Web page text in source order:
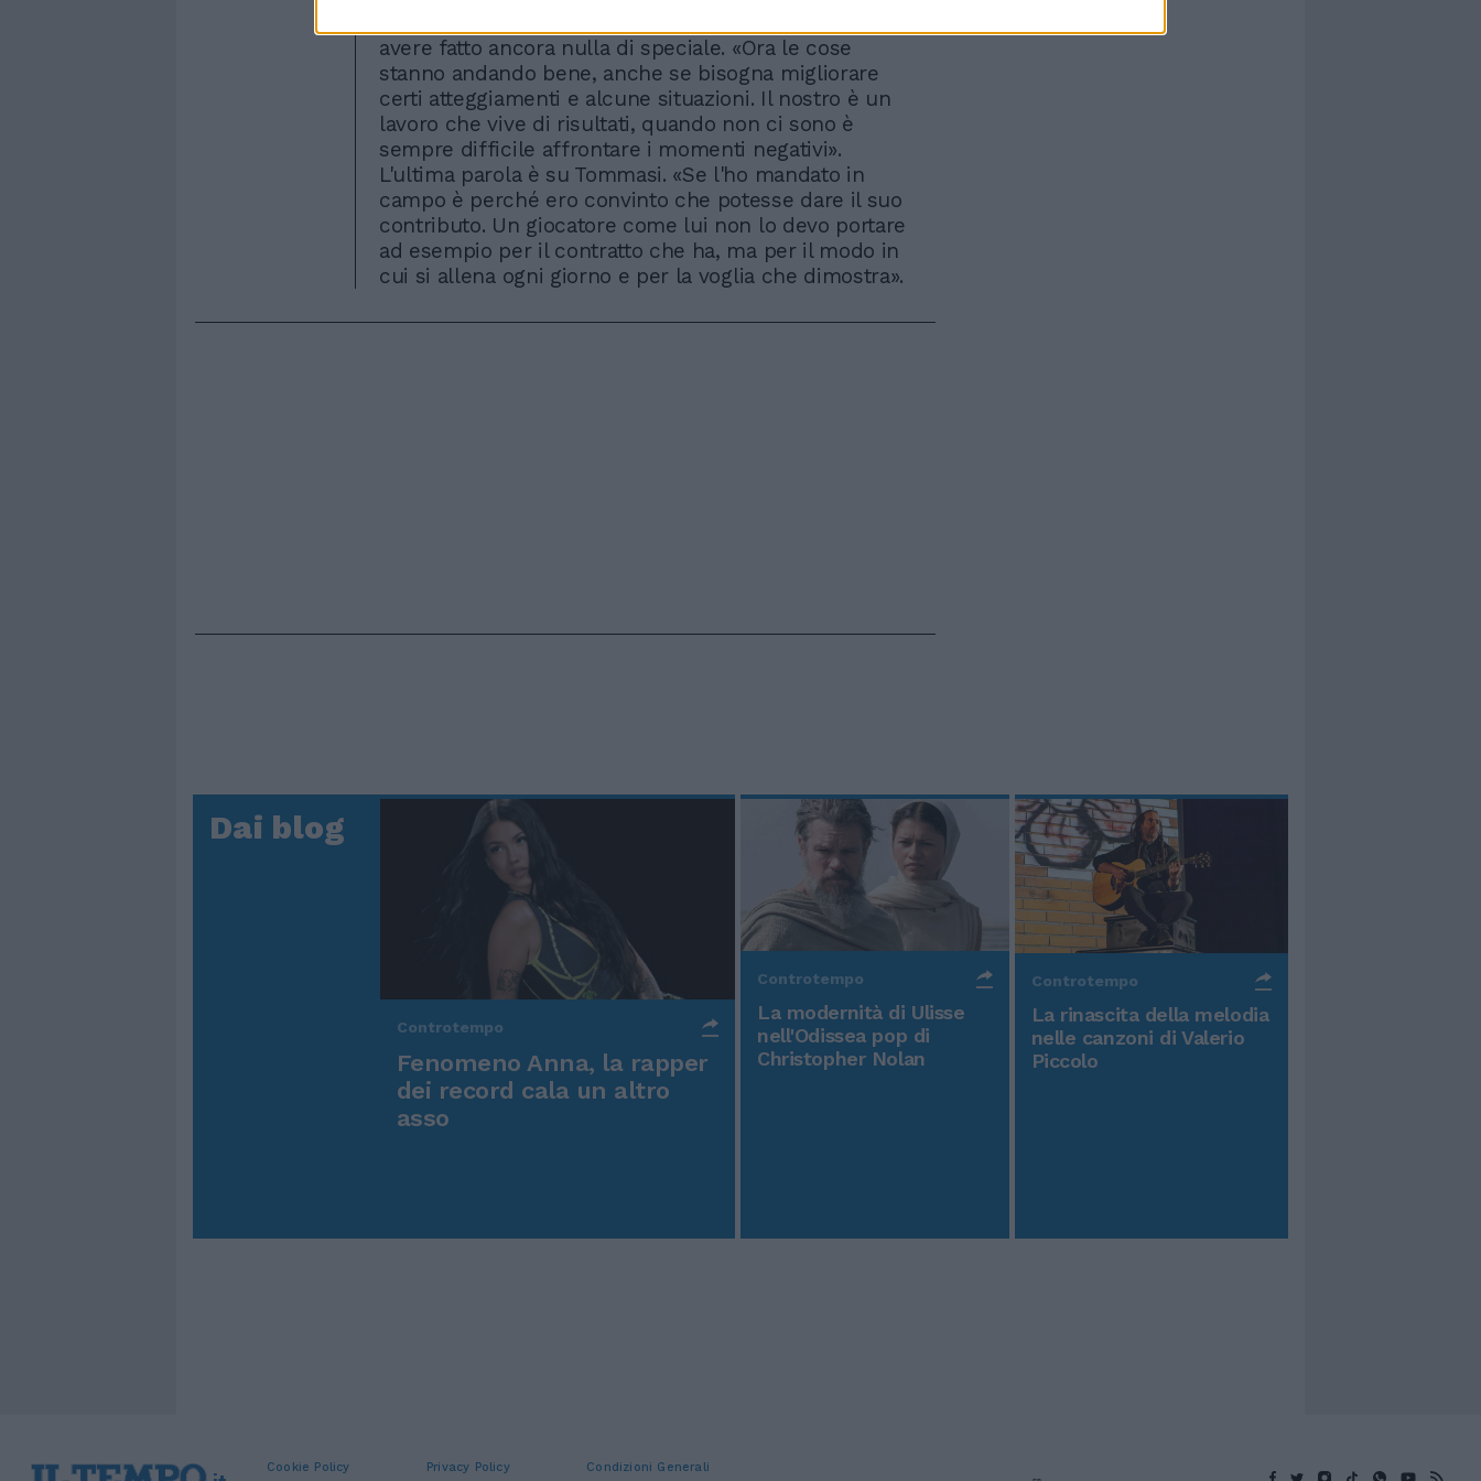
avere fatto ancora nulla di speciale. «Ora le cose
stanno andando bene, anche se bisogna migliorare
certi atteggiamenti e alcune situazioni. Il nostro è un
lavoro che vive di risultati, quando non ci sono è
sempre difficile affrontare i momenti negativi».
L'ultima parola è su Tommasi. «Se l'ho mandato in
campo è perché ero convinto che potesse dare il suo
contributo. Un giocatore come lui non lo devo portare
ad esempio per il contratto che ha, ma per il modo in
cui si allena ogni giorno e per la voglia che dimostra».
Dai blog
Controtempo
Fenomeno Anna, la rapper
dei record cala un altro
asso
Controtempo
La modernità di Ulisse
nell'Odissea pop di
Christopher Nolan
Controtempo
La rinascita della melodia
nelle canzoni di Valerio
Piccolo
Cookie Policy Privacy Policy Condizioni Generali